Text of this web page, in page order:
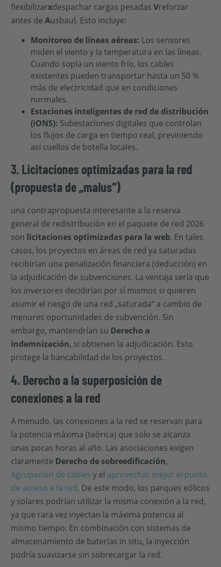
flexibilizarxdespachar cargas pesadasVreforzar
antes deAusbau). Esto incluye:
Monitoreo de líneas aéreas: Los sensores
miden el viento y la temperatura en las líneas.
Cuando sopla un viento frío, los cables
existentes pueden transportar hasta un 50 %
más de electricidad que en condiciones
normales.
Estaciones inteligentes de red de distribución
(iONS): Subestaciones digitales que controlan
los flujos de carga en tiempo real, previniendo
así cuellos de botella locales.
3. Licitaciones optimizadas para la red
(propuesta de „malus“)
una contrapropuesta interesante a la reserva
general de redistribución en el paquete de red 2026
son licitaciones optimizadas para la web. En tales
casos, los proyectos en áreas de red ya saturadas
recibirían una penalización financiera (deducción) en
la adjudicación de subvenciones. La ventaja sería que
los inversores decidirían por sí mismos si quieren
asumir el riesgo de una red „saturada“ a cambio de
menores oportunidades de subvención. Sin
embargo, mantendrían su Derecho a
indemnización, si obtienen la adjudicación. Esto
protege la bancabilidad de los proyectos.
4. Derecho a la superposición de
conexiones a la red
A menudo, las conexiones a la red se reservan para
la potencia máxima (teórica) que solo se alcanza
unas pocas horas al año. Las asociaciones exigen
claramente Derecho de sobreedificación,
Agrupación de cables y el aprovechar mejor el punto
de acceso a la red. De este modo, los parques eólicos
y solares podrían utilizar la misma conexión a la red,
ya que rara vez inyectan la máxima potencia al
mismo tiempo. En combinación con sistemas de
almacenamiento de baterías in situ, la inyección
podría suavizarse sin sobrecargar la red.